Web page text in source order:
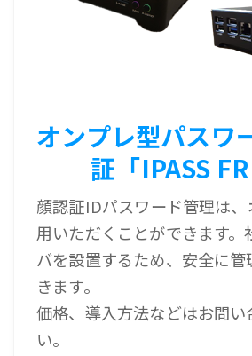
オンプレ型パスワ
証「IPASS
顔認証IDパスワード管理は
用いただくことができます。
バを設置するため、安全に
きます。
価格、導入方法などはお問い
い。